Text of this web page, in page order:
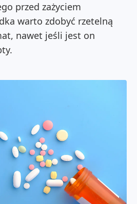
przed zażyciem
warto zdobyć rzetelną
nawet jeśli jest on